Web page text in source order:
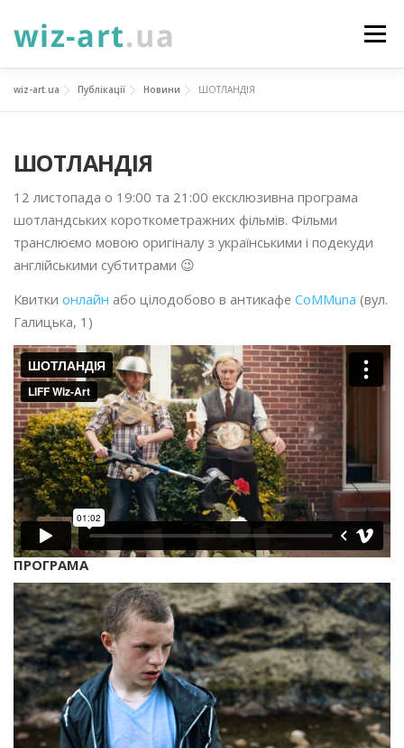
до
Меню
НОВИНИ ПРО НАС
ФОТОГАЛЕРЕЯ
УКР ENG ПРОЄКТИ
wiz-art.ua Публікації Новини ШОТЛАНДІЯ
ШОТЛАНДІЯ
12 листопада о 19:00 та 21:00 ексклюзивна програма
шотландських короткометражних фільмів. Фільми
транслюємо мовою оригіналу з українськими і подекуди
англійськими субтитрами 😉
Квитки онлайн або цілодобово в антикафе CoMMuna (вул.
Галицька, 1)
ПРОГРАМА